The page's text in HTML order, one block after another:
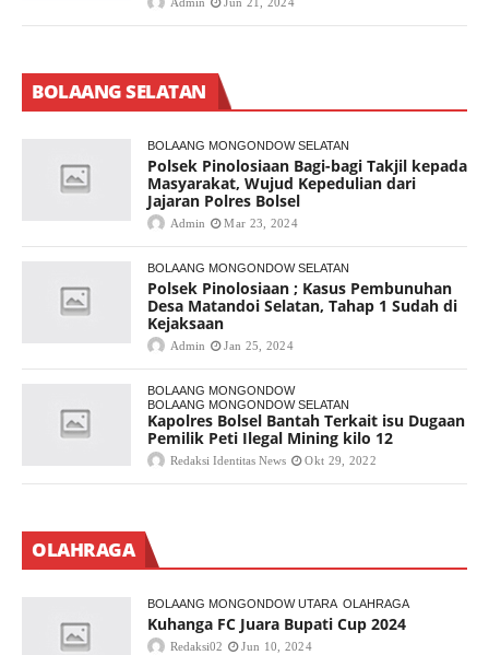
BOLAANG SELATAN
BOLAANG MONGONDOW SELATAN
Polsek Pinolosiaan Bagi-bagi Takjil kepada
Masyarakat, Wujud Kepedulian dari
Jajaran Polres Bolsel
Admin Mar 23, 2024
BOLAANG MONGONDOW SELATAN
Polsek Pinolosiaan ; Kasus Pembunuhan
Desa Matandoi Selatan, Tahap 1 Sudah di
Kejaksaan
Admin Jan 25, 2024
BOLAANG MONGONDOW
BOLAANG MONGONDOW SELATAN
Kapolres Bolsel Bantah Terkait isu Dugaan
Pemilik Peti Ilegal Mining kilo 12
Redaksi Identitas News Okt 29, 2022
OLAHRAGA
BOLAANG MONGONDOW UTARA OLAHRAGA
Kuhanga FC Juara Bupati Cup 2024
Redaksi02 Jun 10, 2024